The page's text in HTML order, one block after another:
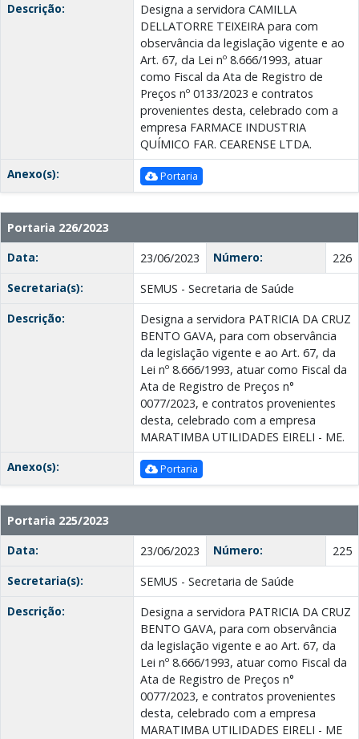
Descrição:
Designa a servidora CAMILLA
DELLATORRE TEIXEIRA para com
observância da legislação vigente e ao
Art. 67, da Lei nº 8.666/1993, atuar
como Fiscal da Ata de Registro de
Preços nº 0133/2023 e contratos
provenientes desta, celebrado com a
empresa FARMACE INDUSTRIA
QUÍMICO FAR. CEARENSE LTDA.
Anexo(s):
Portaria
Portaria 226/2023
Data:
23/06/2023 Número:
226
Secretaria(s):
SEMUS - Secretaria de Saúde
Descrição:
Designa a servidora PATRICIA DA CRUZ
BENTO GAVA, para com observância
da legislação vigente e ao Art. 67, da
Lei nº 8.666/1993, atuar como Fiscal da
Ata de Registro de Preços n°
0077/2023, e contratos provenientes
desta, celebrado com a empresa
MARATIMBA UTILIDADES EIRELI - MΕ.
Anexo(s):
Portaria
Portaria 225/2023
Data:
23/06/2023 Número:
225
Secretaria(s):
SEMUS - Secretaria de Saúde
Descrição:
Designa a servidora PATRICIA DA CRUZ
BENTO GAVA, para com observância
da legislação vigente e ao Art. 67, da
Lei nº 8.666/1993, atuar como Fiscal da
Ata de Registro de Preços n°
0077/2023, e contratos provenientes
desta, celebrado com a empresa
MARATIMBA UTILIDADES EIRELI - MΕ